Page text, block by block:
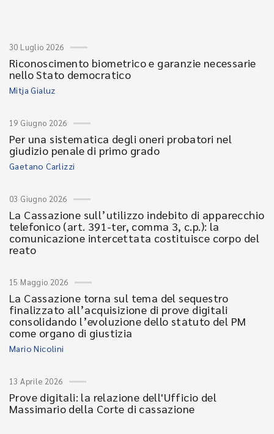
30 Luglio 2026
Riconoscimento biometrico e garanzie necessarie
nello Stato democratico
Mitja Gialuz
19 Giugno 2026
Per una sistematica degli oneri probatori nel
giudizio penale di primo grado
Gaetano Carlizzi
03 Giugno 2026
La Cassazione sull’utilizzo indebito di apparecchio
telefonico (art. 391-ter, comma 3, c.p.): la
comunicazione intercettata costituisce corpo del
reato
15 Maggio 2026
La Cassazione torna sul tema del sequestro
finalizzato all’acquisizione di prove digitali
consolidando l’evoluzione dello statuto del PM
come organo di giustizia
Mario Nicolini
13 Aprile 2026
Prove digitali: la relazione dell'Ufficio del
Massimario della Corte di cassazione